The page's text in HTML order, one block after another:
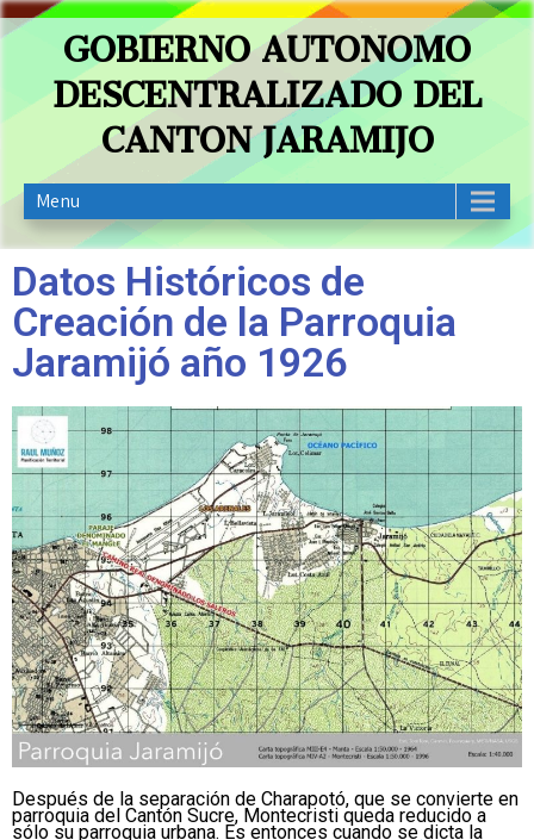
GOBIERNO AUTONOMO
DESCENTRALIZADO DEL
CANTON JARAMIJO
Menu
Datos Históricos de
Creación de la Parroquia
Jaramijó año 1926
Después de la separación de Charapotó, que se convierte en
parroquia del Cantón Sucre, Montecristi queda reducido a
sólo su parroquia urbana. Es entonces cuando se dicta la